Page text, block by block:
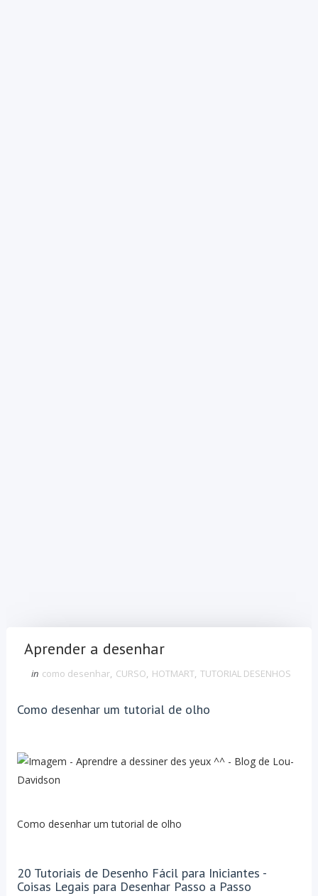
Aprender a desenhar
in como desenhar, CURSO, HOTMART, TUTORIAL DESENHOS
Como desenhar um tutorial de olho
Como desenhar um tutorial de olho
20 Tutoriais de Desenho Fácil para Iniciantes -
Coisas Legais para Desenhar Passo a Passo